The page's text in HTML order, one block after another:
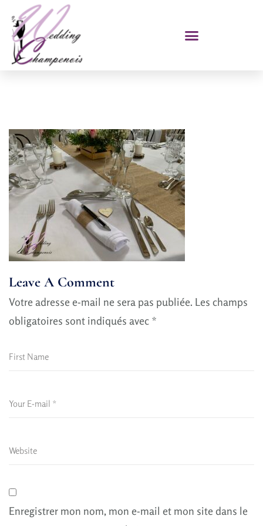
Leave A Comment
Votre adresse e-mail ne sera pas publiée. Les champs
obligatoires sont indiqués avec *
Enregistrer mon nom, mon e-mail et mon site dans le